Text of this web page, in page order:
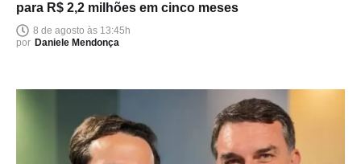
para R$ 2,2 milhões em cinco meses
8 de agosto às 13:45h
por Daniele Mendonça